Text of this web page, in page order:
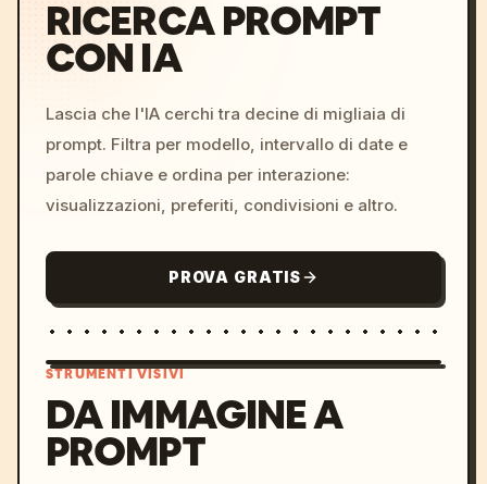
RICERCA PROMPT
CON IA
Lascia che l'IA cerchi tra decine di migliaia di
prompt. Filtra per modello, intervallo di date e
parole chiave e ordina per interazione:
visualizzazioni, preferiti, condivisioni e altro.
PROVA GRATIS
STRUMENTI VISIVI
DA IMMAGINE A
PROMPT